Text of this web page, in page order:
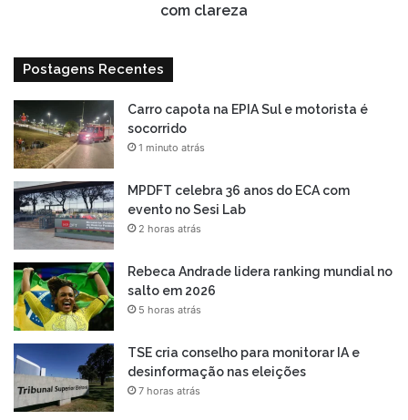
com clareza
Postagens Recentes
Carro capota na EPIA Sul e motorista é
socorrido
1 minuto atrás
MPDFT celebra 36 anos do ECA com
evento no Sesi Lab
2 horas atrás
Rebeca Andrade lidera ranking mundial no
salto em 2026
5 horas atrás
TSE cria conselho para monitorar IA e
desinformação nas eleições
7 horas atrás